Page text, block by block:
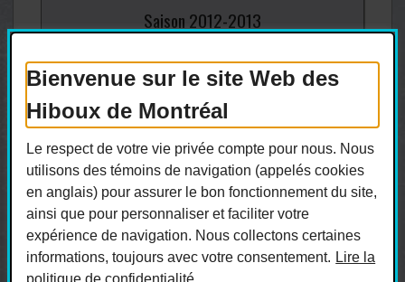
Bienvenue sur le site Web des
Hiboux de Montréal
Le respect de votre vie privée compte pour nous. Nous
utilisons des témoins de navigation (appelés cookies
en anglais) pour assurer le bon fonctionnement du site,
ainsi que pour personnaliser et faciliter votre
expérience de navigation. Nous collectons certaines
informations, toujours avec votre consentement. Lire la
politique de confidentialité.
Saison 2012-2013
Saison2011-2012
Saison2010-2011
Saison2009-2010